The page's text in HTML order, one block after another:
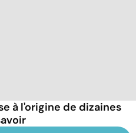
à l'origine de dizaines